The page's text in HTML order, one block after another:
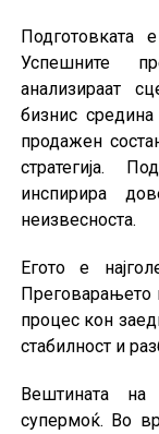
Подготовката
Успешните
анализираат
бизнис средина
продажен
стратегија.
инспирира
неизвесноста.
Егото е
Преговарањето
процес кон
стабилност и
Вештината
супермоќ. Во